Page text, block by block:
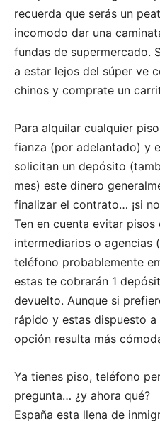
recuerda que serás un
incomodo dar una
fundas de supermercado.
a estar lejos del súper ve
chinos y comprate un
Para alquilar cualquier
fianza (por adelantado) y
solicitan un depósito
mes) este dinero
finalizar el contrato… ¡si
Ten en cuenta evitar pisos
intermediarios o agencias
teléfono probablemente
estas te cobrarán 1
devuelto. Aunque si
rápido y estas dispuesto
opción resulta más
Ya tienes piso, teléfono
pregunta… ¿y ahora qué?
España esta llena de